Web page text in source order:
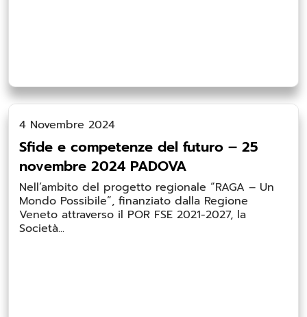
4 Novembre 2024
Sfide e competenze del futuro – 25
novembre 2024 PADOVA
Nell’ambito del progetto regionale “RAGA – Un
Mondo Possibile”, finanziato dalla Regione
Veneto attraverso il POR FSE 2021-2027, la
Società...